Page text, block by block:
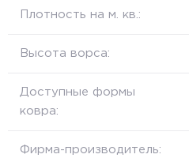
Плотность на м. кв.:
Высота ворса:
Доступные формы
ковра:
Фирма-производитель: